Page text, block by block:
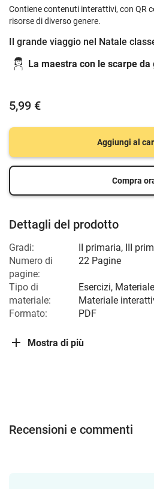
Contiene contenuti interattivi, con QR
risorse di diverso genere.
Il grande viaggio nel Natale
La maestra con le scarpe da
5,99 €
Aggiungi al
Compra
Dettagli del prodotto
Gradi: II primaria, III
Numero di
pagine:
22 Pagine
Tipo di
materiale:
Esercizi,
Materiale
Formato:
PDF
Mostra di più
Recensioni e commenti